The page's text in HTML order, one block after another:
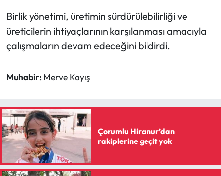
Birlik yönetimi, üretimin sürdürülebilirliği ve
üreticilerin ihtiyaçlarının karşılanması amacıyla
çalışmaların devam edeceğini bildirdi.
Muhabir: Merve Kayış
Çorumlu Hiranur’dan
rakiplerine geçit yok
Spor
Turizm
Uğurludağ Haberleri
Yaşam
Yayla Haber